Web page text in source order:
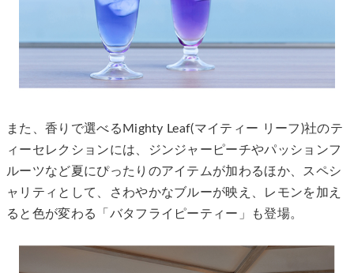
また、香りで選べるMighty Leaf(マイティー リーフ)社のテ
ィーセレクションには、ジンジャーピーチやパッションフ
ルーツなど夏にぴったりのアイテムが加わるほか、スペシ
ャリティとして、さわやかなブルーが映え、レモンを加え
ると色が変わる「バタフライピーティー」も登場。